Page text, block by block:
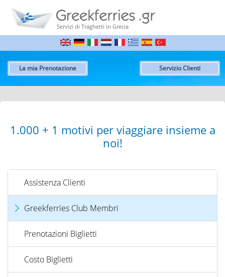
Servizi di Traghetti in Grecia
Servizio Clienti
La mia Prenotazione
1.000 + 1 motivi per viaggiare insieme a
noi!
Assistenza Clienti
Greekferries Club Membri
Prenotazioni Biglietti
Costo Biglietti